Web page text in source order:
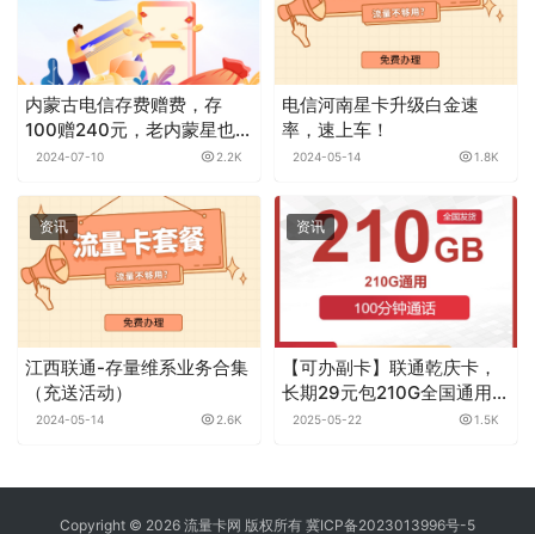
内蒙古电信存费赠费，存
100赠240元，老内蒙星也能
冲2024-07-10 2.2K
电信河南星卡升级白金速
率，速上车！
2024-05-14 1.8K
资讯
江西联通-存量维系业务合集
（充送活动）
2024-05-14 2.6K
资讯
【可办副卡】联通乾庆卡，
长期29元包210G全国通用流
量+100分钟通话，全国可发
2025-05-22 1.5K
Copyright © 2026 流量卡网 版权所有 冀ICP备2023013996号-5